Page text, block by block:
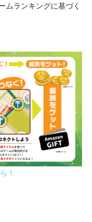
ムランキングに基づく
！